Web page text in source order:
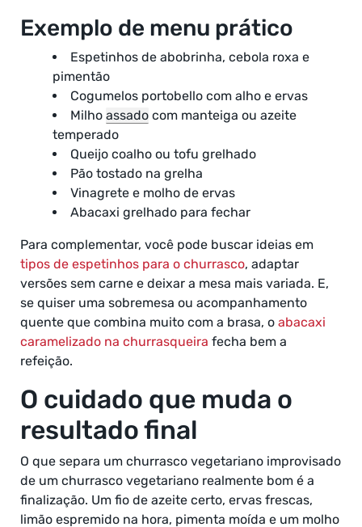
Exemplo de menu prático
Espetinhos de abobrinha, cebola roxa e
pimentão
Cogumelos portobello com alho e ervas
Milho assado com manteiga ou azeite
temperado
Queijo coalho ou tofu grelhado
Pão tostado na grelha
Vinagrete e molho de ervas
Abacaxi grelhado para fechar
Para complementar, você pode buscar ideias em
tipos de espetinhos para o churrasco, adaptar
versões sem carne e deixar a mesa mais variada. E,
se quiser uma sobremesa ou acompanhamento
quente que combina muito com a brasa, o abacaxi
caramelizado na churrasqueira fecha bem a
refeição.
O cuidado que muda o
resultado final
O que separa um churrasco vegetariano improvisado
de um churrasco vegetariano realmente bom é a
finalização. Um fio de azeite certo, ervas frescas,
limão espremido na hora, pimenta moída e um molho